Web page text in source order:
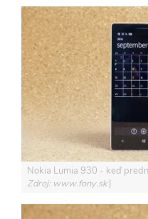
Nokia Lumia 930 - keď
Zdroj: www.fony.sk